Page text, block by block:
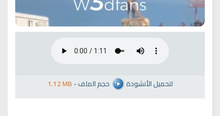
1.12 MB- لتحميل الأنشودة حجم الملف